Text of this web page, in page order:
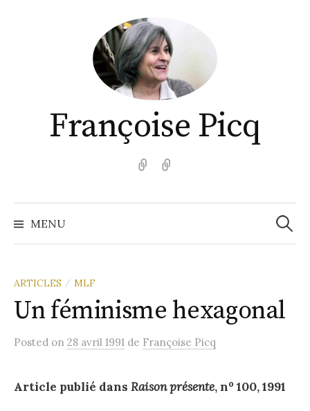
Françoise Picq
English
MENU
ARTICLES / MLF
Un féminisme hexagonal
Posted on 28 avril 1991 de Françoise Picq
Article publié dans Raison présente, no 100, 1991